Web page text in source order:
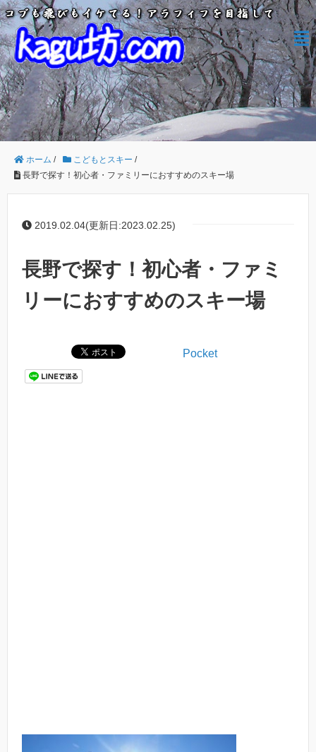
ホーム / こどもとスキー /
長野で探す！初心者・ファミリーにおすすめのスキー場
2019.02.04(更新日:2023.02.25)
長野で探す！初心者・ファミ
リーにおすすめのスキー場
Pocket